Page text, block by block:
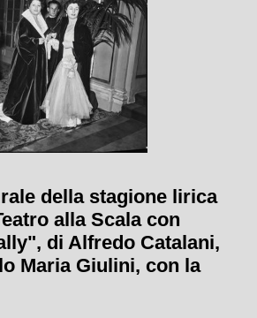
della stagione lirica
alla Scala con
di Alfredo Catalani,
Maria Giulini, con la